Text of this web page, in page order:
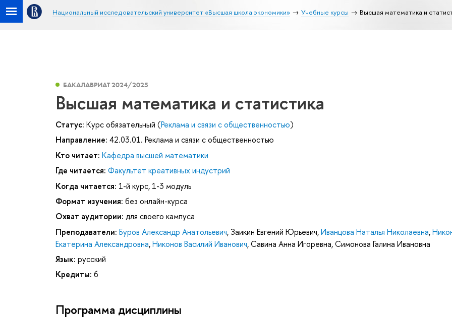
Национальный исследовательский университет «Высшая школа экономики» Учебные курсы Высшая математика и
БАКАЛАВРИАТ 2024/2025
Высшая математика и статистика
Статус: Курс обязательный (Реклама и связи с общественностью)
Направление: 42.03.01. Реклама и связи с общественностью
Кто читает: Кафедра высшей математики
Где читается: Факультет креативных индустрий
Когда читается: 1-й курс, 1-3 модуль
Формат изучения: без онлайн-курса
Охват аудитории: для своего кампуса
Преподаватели: Буров Александр Анатольевич, Заикин Евгений Юрьевич,Иванцова Наталья Николаевна,
Екатерина Александровна,Никонов Василий Иванович,Савина Анна Игоревна,Симонова Галина Ивановна
Язык: русский
Кредиты: 6
Программа дисциплины